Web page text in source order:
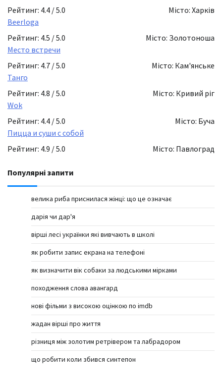
Рейтинг: 4.4 / 5.0
Місто: Харків
Beerloga
Рейтинг: 4.5 / 5.0
Місто: Золотоноша
Место встречи
Рейтинг: 4.7 / 5.0
Місто: Кам'янське
Танго
Рейтинг: 4.8 / 5.0
Місто: Кривий ріг
Wok
Рейтинг: 4.4 / 5.0
Місто: Буча
Пицца и суши с собой
Рейтинг: 4.9 / 5.0
Місто: Павлоград
Популярні запити
велика риба приснилася жінці: що це означає
дарія чи дар'я
вірші лесі українки які вивчають в школі
як робити запис екрана на телефоні
як визначити вік собаки за людськими мірками
походження слова авангард
нові фільми з високою оцінкою по imdb
жадан вірші про життя
різниця між золотим ретрівером та лабрадором
що робити коли збився синтепон